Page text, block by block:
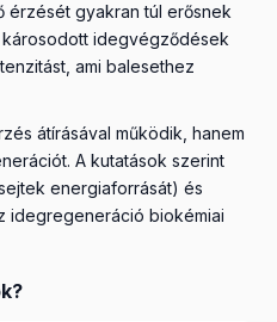
érzését gyakran túl erősnek
idegvégződések
ami balesethez
átírásával működik, hanem
A kutatások szerint
energiaforrását) és
idegregeneráció biokémiai